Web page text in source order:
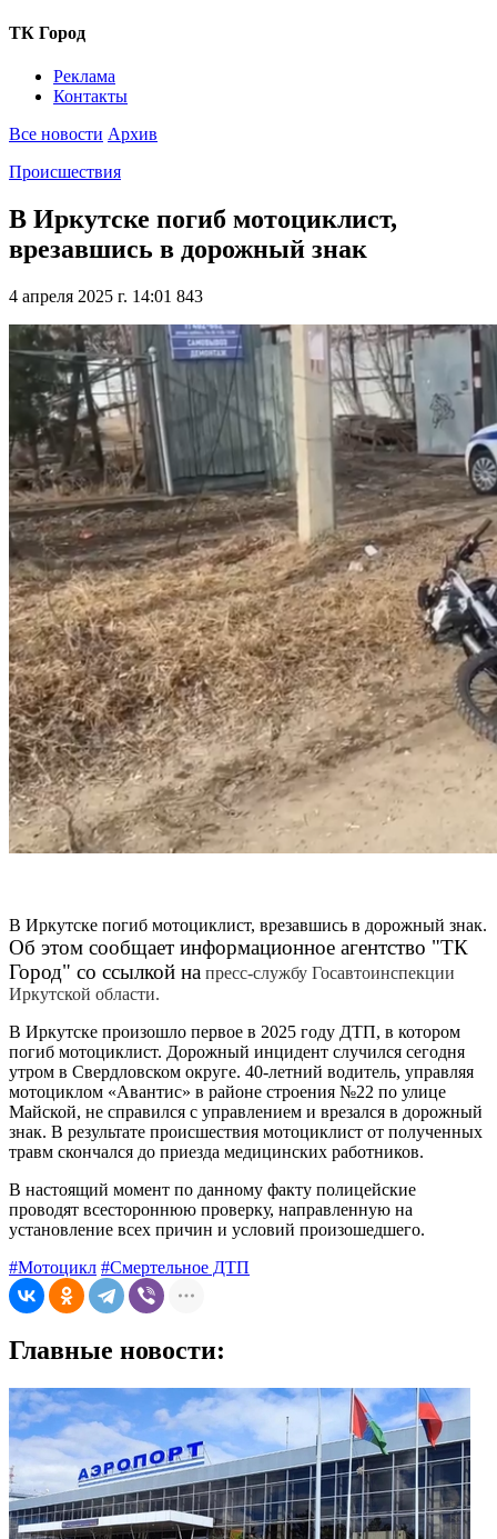
ТК Город
Реклама
Контакты
Все новости Архив
Происшествия
В Иркутске погиб мотоциклист,
врезавшись в дорожный знак
4 апреля 2025 г. 14:01 843
В Иркутске погиб мотоциклист, врезавшись в дорожный знак.
Об этом сообщает информационное агентство "ТК
Город" со ссылкой на пресс-службу Госавтоинспекции
Иркутской области.
В Иркутске произошло первое в 2025 году ДТП, в котором
погиб мотоциклист. Дорожный инцидент случился сегодня
утром в Свердловском округе. 40-летний водитель, управляя
мотоциклом «Авантис» в районе строения №22 по улице
Майской, не справился с управлением и врезался в дорожный
знак. В результате происшествия мотоциклист от полученных
травм скончался до приезда медицинских работников.
В настоящий момент по данному факту полицейские
проводят всестороннюю проверку, направленную на
установление всех причин и условий произошедшего.
#Мотоцикл #Смертельное ДТП
Главные новости: